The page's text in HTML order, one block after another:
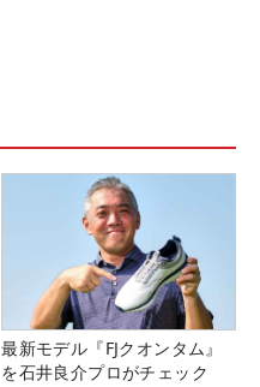
最新モデル『FJクオンタム』
を石井良介プロがチェック